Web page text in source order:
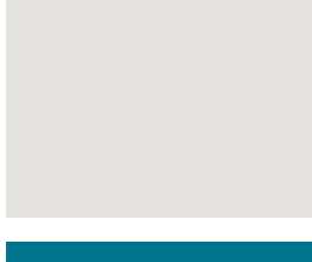
recherche
suivante.